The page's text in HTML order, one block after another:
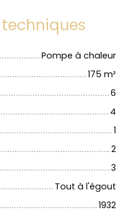
Pompe à chaleur
175 m²
6
4
1
2
3
Tout à l'égout
1932